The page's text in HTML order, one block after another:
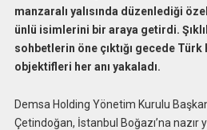
manzaralı yalısında düzenlediği
ünlü isimlerini bir araya getirdi.
sohbetlerin öne çıktığı gecede
objektifleri her anı yakaladı.
Demsa Holding Yönetim Kurulu
Çetindoğan, İstanbul Boğazı’na nazır